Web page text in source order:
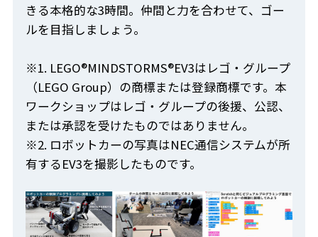
きる本格的な3時間。仲間と力を合わせて、ゴー
ルを目指しましょう。
※1. LEGO®MINDSTORMS®EV3はレゴ・グループ
（LEGO Group）の商標または登録商標です。本
ワークショップはレゴ・グループの後援、公認、
または承認を受けたものではありません。
※2. ロボットカーの写真はNEC通信システムが所
有するEV3を撮影したものです。